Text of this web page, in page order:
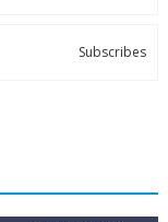
Subscribes